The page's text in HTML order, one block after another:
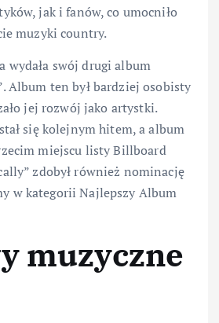
jak i fanów, co umocniło
muzyki country.
wydała swój drugi album
Album ten był bardziej osobisty
jej rozwój jako artystki.
się kolejnym hitem, a album
miejscu listy Billboard
zdobył również nominację
w kategorii Najlepszy Album
muzyczne